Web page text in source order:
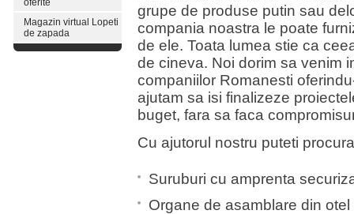
oferite
Magazin virtual Lopeti
de zapada
grupe de produse putin sau
compania noastra le poate
de ele. Toata lumea stie ca
de cineva. Noi dorim sa venim
companiilor Romanesti
ajutam sa isi finalizeze
buget, fara sa faca
Cu ajutorul nostru puteti
Suruburi cu amprenta
Organe de asamblare din